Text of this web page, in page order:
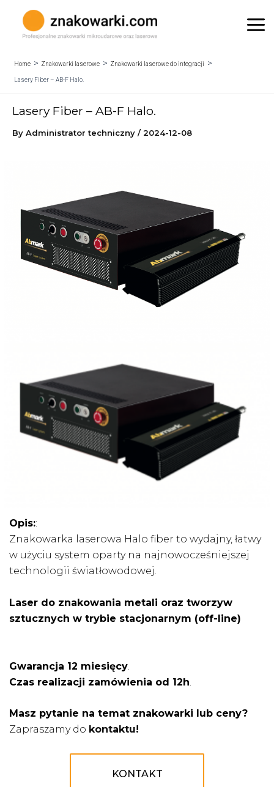
content
Home Znakowarki laserowe Znakowarki laserowe do integracji
Lasery Fiber – AB-F Halo.
Lasery Fiber – AB-F Halo.
By Administrator techniczny /2024-12-08
Opis::
Znakowarka laserowa Halo fiber to wydajny, łatwy
w użyciu system oparty na najnowocześniejszej
technologii światłowodowej.
Laser do znakowania metali oraz tworzyw
sztucznych w trybie stacjonarnym (off-line)
Gwarancja 12 miesięcy
Czas realizacji zamówienia od 12h
Masz pytanie na temat znakowarki lub ceny?
Zapraszamy do kontaktu!
KONTAKT